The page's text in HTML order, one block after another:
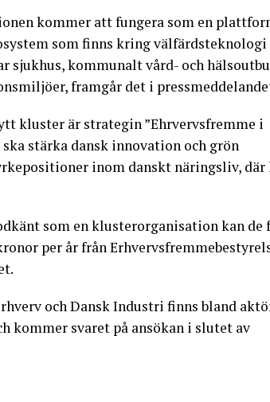
kommer att fungera som en
som finns kring välfärdsteknologi
sjukhus, kommunalt vård- och
framgår det i
kluster är strategin ”Ehrvervsfremme i
stärka dansk innovation och grön
inom danskt näringsliv, där
som en klusterorganisation kan de
per år från
och Dansk Industri finns bland
kommer svaret på ansökan i slutet av